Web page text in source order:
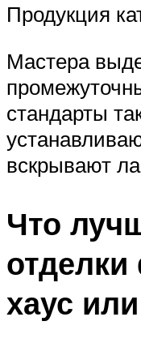
Продукция
Мастера
стандарты
вскрывают
Что
хаус